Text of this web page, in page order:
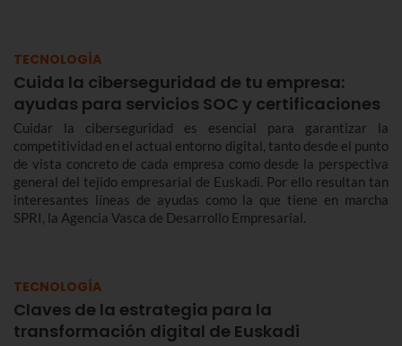
TECNOLOGÍA
Cuida la ciberseguridad de tu empresa:
ayudas para servicios SOC y certificaciones
Cuidar la ciberseguridad es esencial para garantizar la
competitividad en el actual entorno digital, tanto desde el punto
de vista concreto de cada empresa como desde la perspectiva
general del tejido empresarial de Euskadi. Por ello resultan tan
interesantes líneas de ayudas como la que tiene en marcha
SPRI, la Agencia Vasca de Desarrollo Empresarial.
TECNOLOGÍA
Claves de la estrategia para la
transformación digital de Euskadi